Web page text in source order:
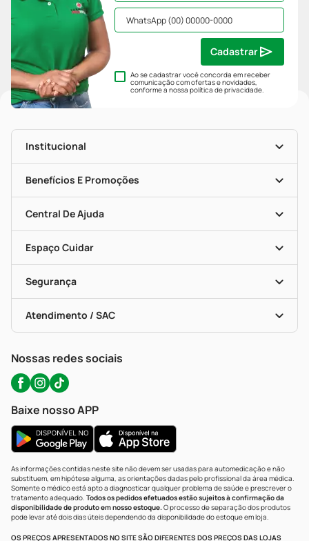
Ao se cadastrar você concorda em receber
comunicação com ofertas e novidades,
conforme a nossapolítica de privacidade.
Cadastrar
Institucional
História
Nossas Lojas
Mapa De Categorias
Blog Da PP
Seja Uma Loja Parceira
Benefícios E Promoções
Clube PP
Convênios
Programa Popular Do Brasil
Encarte De Ofertas
Dermaclub
Descontos De Laboratório (PBM)
Cupons E Ofertas
Central De Ajuda
Entrega
Recompra Programada
Compras Com Receita
Alomed (tele-Entrega)
Formas De Pagamento
Troca E Devolução
Bulas De A A Z
Políticas De Marketplace
Espaço Cuidar
Vacinas
Serviços Farmacêuticos
Testes Rápidos
Autoteste Covid-19
Segurança
Certificado De Segurança
Portal Da Privacidade
Atendimento / SAC
WhatsApp (47) 9202-1687
Nossas redes sociais
Baixe nosso APP
As informações contidas neste site não devem ser usadas para automedicação e não
substituem, em hipótese alguma, as orientações dadas pelo profissional da área médica.
Somente o médico está apto a diagnosticar qualquer problema de saúde e prescrever o
tratamento adequado. Todos os pedidos efetuados estão sujeitos à confirmação da
disponibilidade de produto em nosso estoque.O processo de separação dos produtos
pode levar até dois dias úteis dependendo da disponibilidade do estoque em loja.
OS PREÇOS APRESENTADOS NO SITE SÃO DIFERENTES DOS PREÇOS DAS LOJAS